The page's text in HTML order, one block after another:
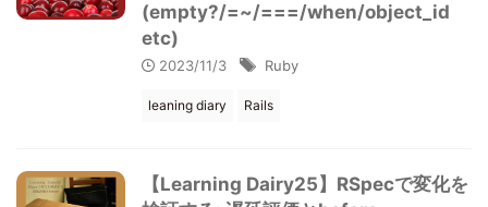
(empty?/=~/===/when/object_id
etc)
2023/11/3 Ruby
leaning diary Rails
【Learning Dairy25】RSpecで変化を